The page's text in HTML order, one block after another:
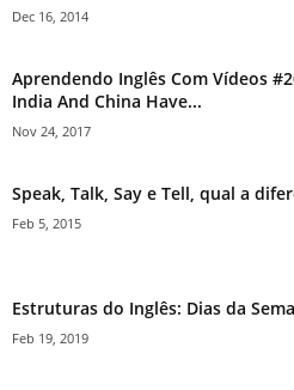
Dec 16, 2014
Aprendendo Inglês Com Vídeos
India And China Have...
Nov 24, 2017
Speak, Talk, Say e Tell, qual a
Feb 5, 2015
Estruturas do Inglês: Dias da
Feb 19, 2019